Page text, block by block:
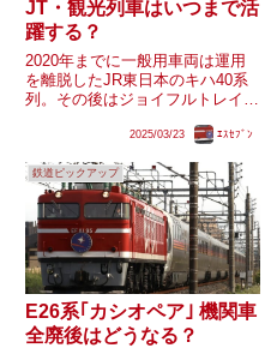
JT・観光列車はいつまで活
躍する？
2020年までに一般用車両は運用
を離脱したJR東日本のキハ40系
列。その後はジョイフルトレイ
車)が残り、現在でもキハ48形｢び
ゾートしらかみ(くまげら)｣、キ
ハ40・48形｢越乃S...
2025/03/23 ｴｽｾﾌﾞﾝ
鉄道ピックアップ
E26系｢カシオペア｣ 機関車
全廃後はどうなる？